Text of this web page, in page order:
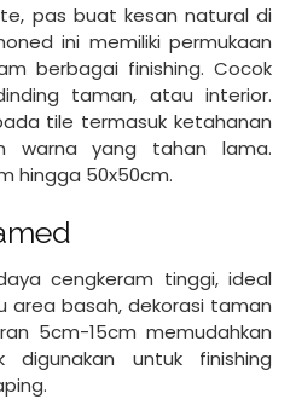
pas buat kesan natural di
ini memiliki permukaan
berbagai finishing. Cocok
taman, atau interior.
tile termasuk ketahanan
warna yang tahan lama.
hingga 50x50cm.
cengkeram tinggi, ideal
area basah, dekorasi taman
5cm-15cm memudahkan
digunakan untuk finishing